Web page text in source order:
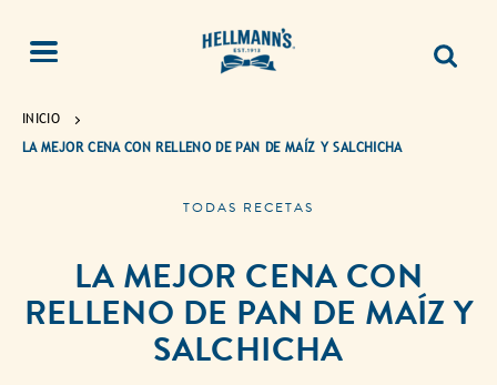
INICIO
LA MEJOR CENA CON RELLENO DE PAN DE MAÍZ Y SALCHICHA
TODAS RECETAS
LA MEJOR CENA CON
RELLENO DE PAN DE MAÍZ Y
SALCHICHA